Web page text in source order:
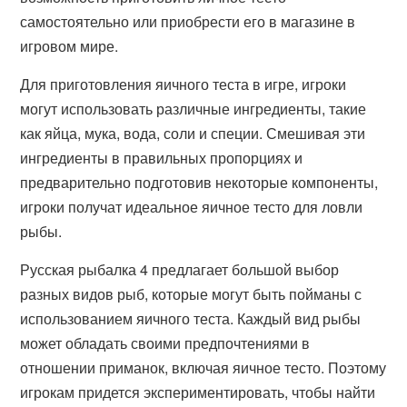
самостоятельно или приобрести его в магазине в
игровом мире.
Для приготовления яичного теста в игре, игроки
могут использовать различные ингредиенты, такие
как яйца, мука, вода, соли и специи. Смешивая эти
ингредиенты в правильных пропорциях и
предварительно подготовив некоторые компоненты,
игроки получат идеальное яичное тесто для ловли
рыбы.
Русская рыбалка 4 предлагает большой выбор
разных видов рыб, которые могут быть пойманы с
использованием яичного теста. Каждый вид рыбы
может обладать своими предпочтениями в
отношении приманок, включая яичное тесто. Поэтому
игрокам придется экспериментировать, чтобы найти